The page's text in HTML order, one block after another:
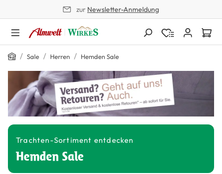
zur Newsletter-Anmeldung
Home
/ Sale / Herren / Hemden Sale
Trachten-Sortiment entdecken
Hemden Sale